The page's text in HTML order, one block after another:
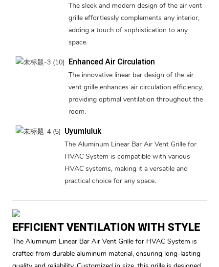
The sleek and modern design of the air vent
grille effortlessly complements any interior,
adding a touch of sophistication to any
space.
Enhanced Air Circulation
The innovative linear bar design of the air
vent grille enhances air circulation efficiency,
providing optimal ventilation throughout the
room.
Uyumluluk
The Aluminum Linear Bar Air Vent Grille for
HVAC System is compatible with various
HVAC systems, making it a versatile and
practical choice for any space.
EFFICIENT VENTILATION WITH STYLE
The Aluminum Linear Bar Air Vent Grille for HVAC System is
crafted from durable aluminum material, ensuring long-lasting